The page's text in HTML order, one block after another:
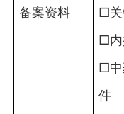
备案资料
□关
□内
□中
件